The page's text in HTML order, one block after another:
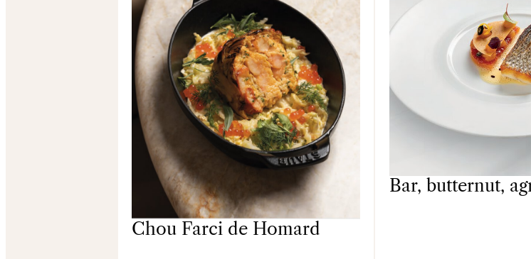
Poissons
Chou Farci de Homard
Salé
Bar, butternut,